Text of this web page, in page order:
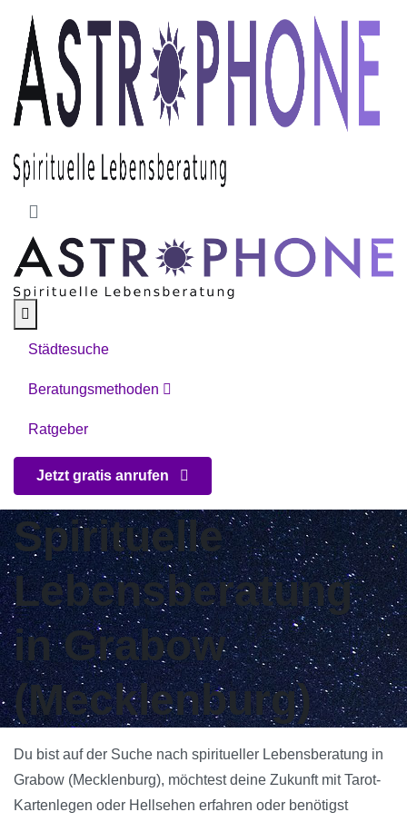
Skip to main content
Städtesuche
Beratungsmethoden
Ratgeber
Jetzt gratis anrufen
Spirituelle
Lebensberatung
in Grabow
(Mecklenburg)
Du bist auf der Suche nach spiritueller Lebensberatung in
Grabow (Mecklenburg), möchtest deine Zukunft mit Tarot-
Kartenlegen oder Hellsehen erfahren oder benötigst